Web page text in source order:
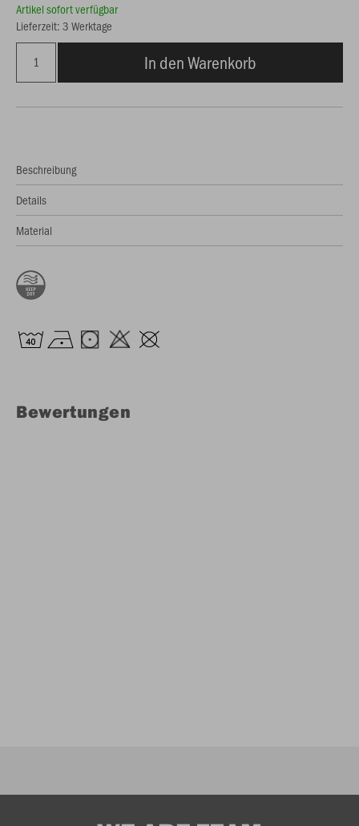
Artikel sofort verfügbar
Lieferzeit: 3 Werktage
In den Warenkorb
Beschreibung
Details
Material
Bewertungen